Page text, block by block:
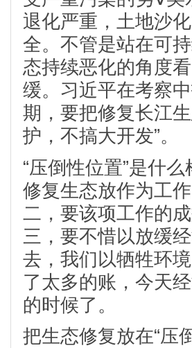
退化严重，土地沙
全。不管是站在可
态持续恶化的角度
缓。习近平在考察
期，要把修复长江
护，不搞大开发”。
“压倒性位置”是什
修复生态放作为工
二，要该项工作的
三，要不惜以放缓
去，我们以牺牲环
了太多的账，今天
的时候了。
把生态修复放在“压